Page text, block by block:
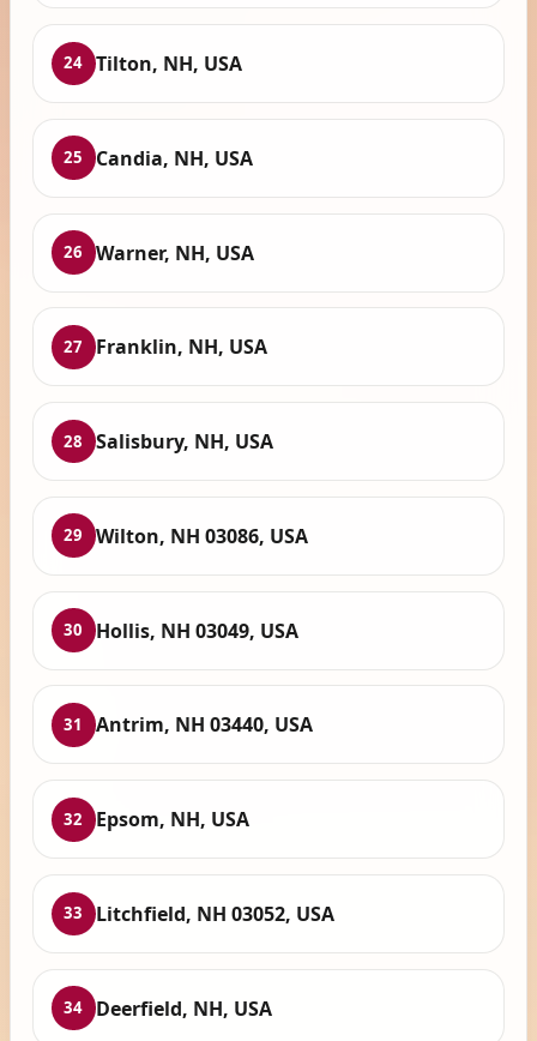
24 Tilton, NH, USA
25 Candia, NH, USA
26 Warner, NH, USA
27 Franklin, NH, USA
28 Salisbury, NH, USA
29 Wilton, NH 03086, USA
30 Hollis, NH 03049, USA
31 Antrim, NH 03440, USA
32 Epsom, NH, USA
33 Litchfield, NH 03052, USA
34 Deerfield, NH, USA